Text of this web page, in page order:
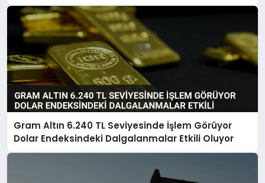
Gram Altın 6.240 TL Seviyesinde İşlem Görüyor
Dolar Endeksindeki Dalgalanmalar Etkili Oluyor